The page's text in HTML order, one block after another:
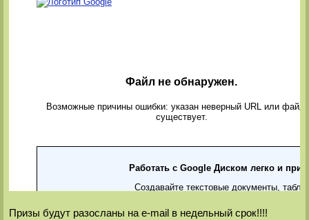
Призы будут разосланы на e-mail в недельный срок!!!!